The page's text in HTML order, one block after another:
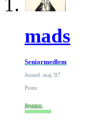
mads
Seniormedlem
Joined: maj '07
Posts:
Reputation: